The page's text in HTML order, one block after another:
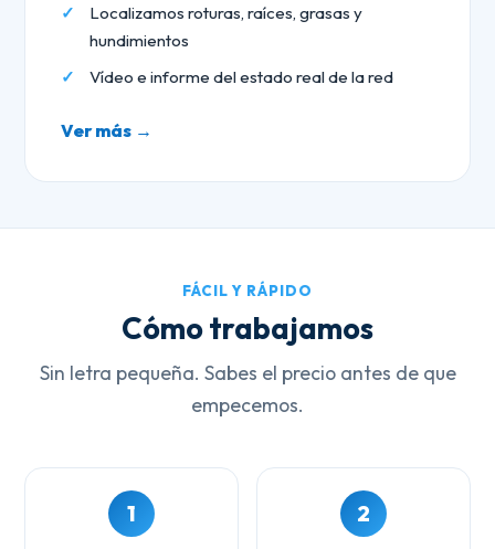
Localizamos roturas, raíces, grasas y
hundimientos
Vídeo e informe del estado real de la red
Ver más →
FÁCIL Y RÁPIDO
Cómo trabajamos
Sin letra pequeña. Sabes el precio antes de que
empecemos.
1 2